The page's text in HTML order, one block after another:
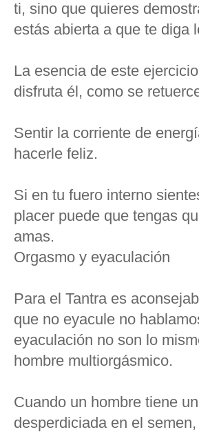
ti, sino que quieres
estás abierta a que te diga
La esencia de este
disfruta él, como se
Sentir la corriente de
hacerle feliz.
Si en tu fuero interno
placer puede que tengas
amas.
Orgasmo y eyaculación
Para el Tantra es
que no eyacule no
eyaculación no son lo
hombre multiorgásmico.
Cuando un hombre tiene
desperdiciada en el